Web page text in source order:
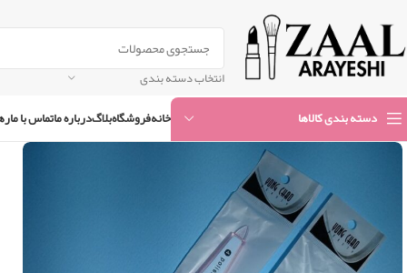
انتخاب دسته بندی
دسته بندی کالاها خانهفروشگاهبلاگدرباره ماتماس با ما